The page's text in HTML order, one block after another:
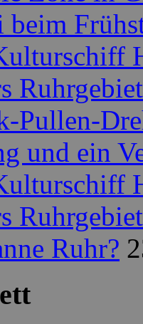
beim
Pullen-
und ein
Ruhr?